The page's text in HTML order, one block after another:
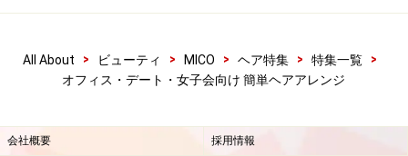
All About > ビューティ > MICO > ヘア特集 > 特集一覧
>
オフィス・デート・女子会向け 簡単ヘアアレンジ
会社概要 採用情報